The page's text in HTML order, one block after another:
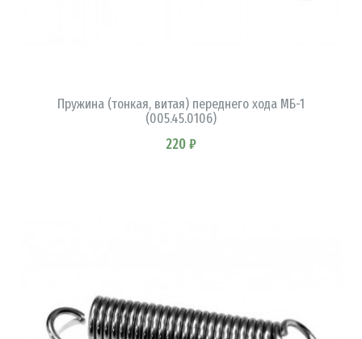
Пружина (тонкая, витая) переднего хода МБ-1
(005.45.0106)
220 ₽